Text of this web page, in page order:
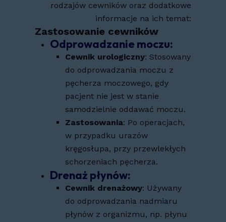
rodzajów cewników oraz dodatkowe
informacje na ich temat:
Zastosowanie cewników
Odprowadzanie moczu:
Cewnik urologiczny: Stosowany
do odprowadzania moczu z
pęcherza moczowego, gdy
pacjent nie jest w stanie
samodzielnie oddawać moczu.
Zastosowania: Po operacjach,
w przypadku urazów
kręgosłupa, przy przewlekłych
schorzeniach pęcherza.
Drenaż płynów:
Cewnik drenażowy: Używany
do odprowadzania nadmiaru
płynów z organizmu, np. płynu